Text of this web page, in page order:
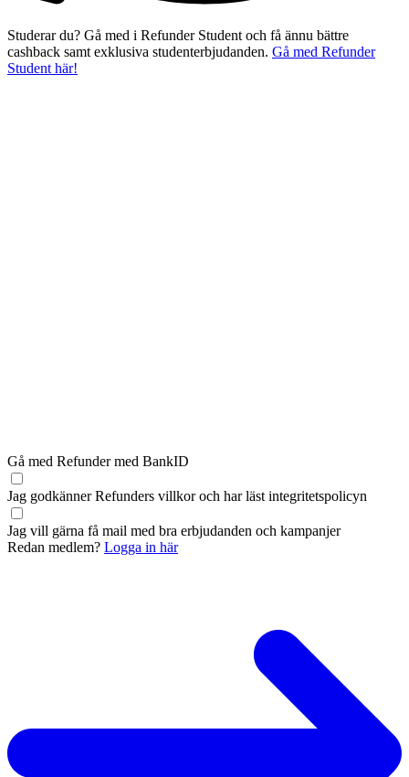
Studerar du? Gå med i Refunder Student och få ännu bättre
cashback samt exklusiva studenterbjudanden. Gå med Refunder
Student här!
Gå med Refunder med BankID
Jag godkänner Refunders villkoroch har läst integritetspolicyn
Jag vill gärna få mail med bra erbjudanden och kampanjer
Redan medlem? Logga in här